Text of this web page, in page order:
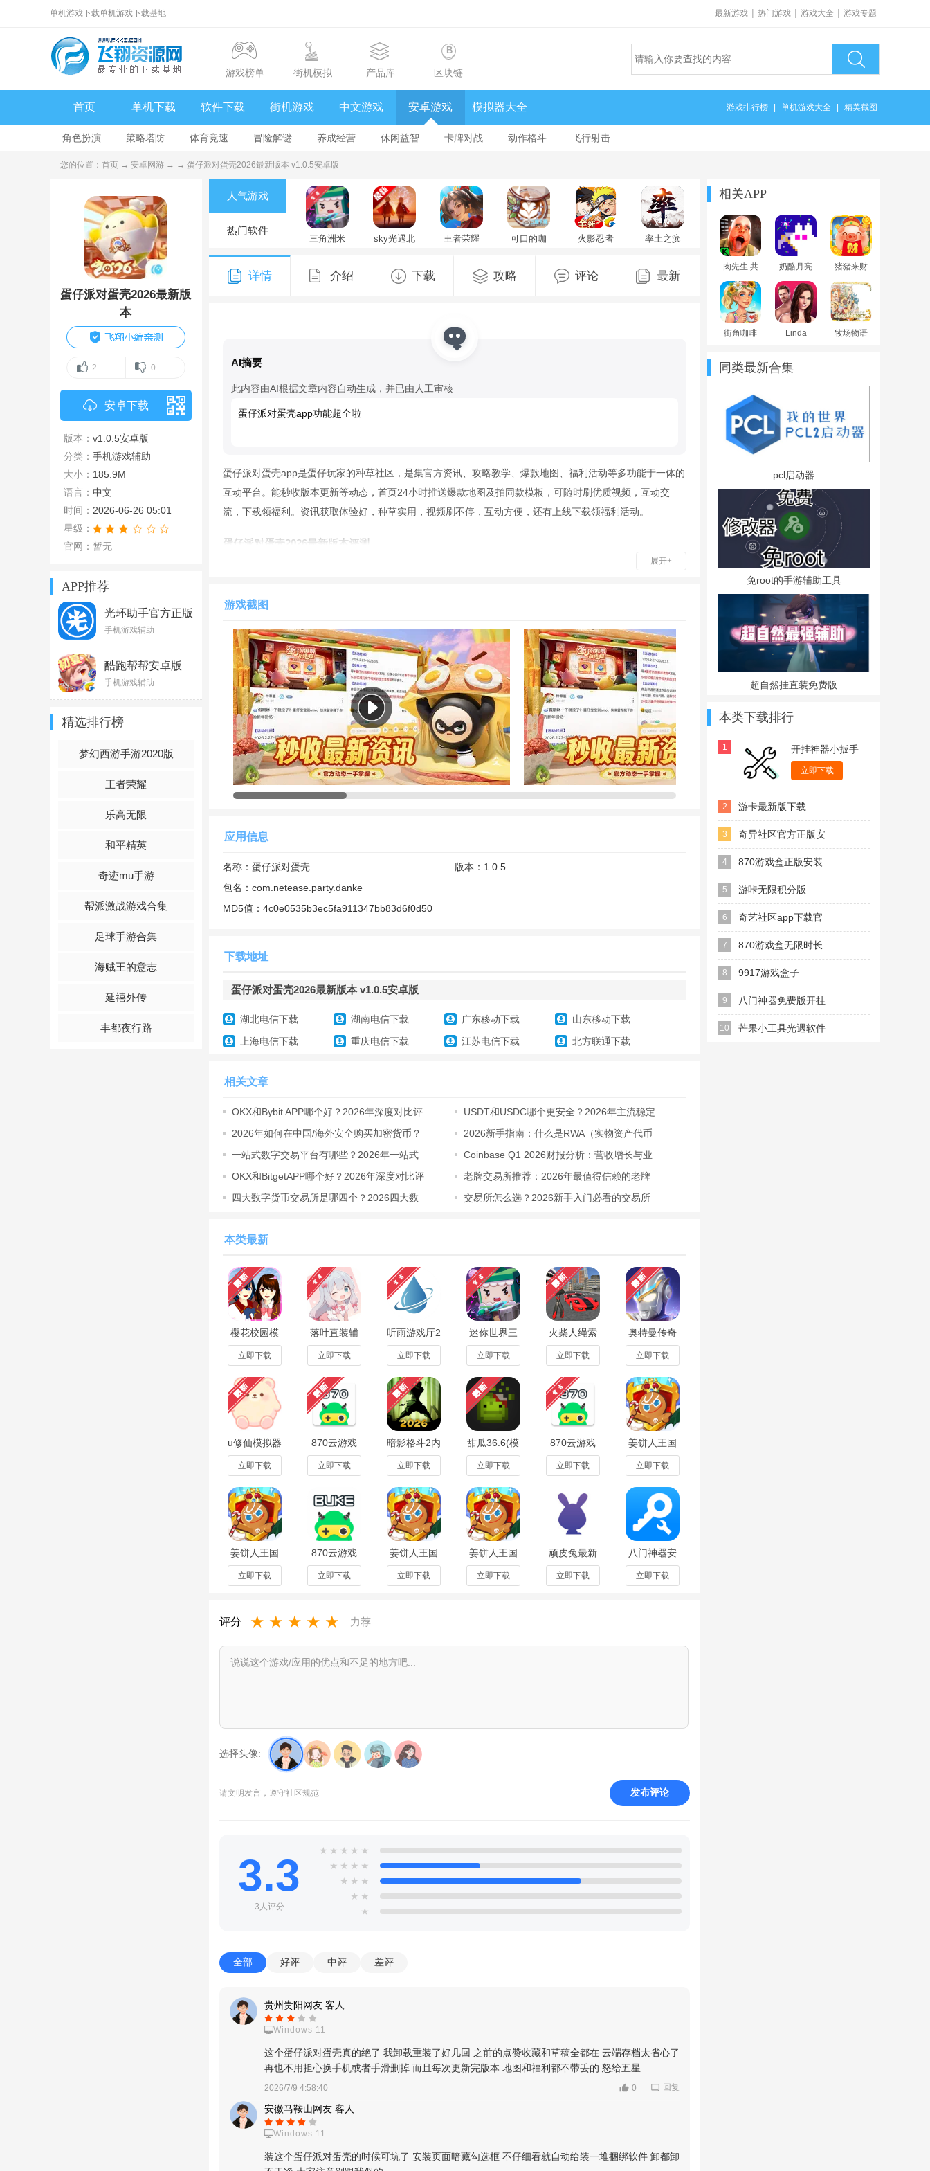
单机游戏下载单机游戏下载基地 最新游戏 | 热门游戏 | 游戏大全 | 游戏专题
游戏榜单 街机模拟 产品库 区块链
首页 单机下载 软件下载 街机游戏 中文游戏 安卓游戏 模拟器大全 游戏排行榜 单机游戏大全 精美截图
角色扮演 策略塔防 体育竞速 冒险解谜 养成经营 休闲益智 卡牌对战 动作格斗 飞行射击
您的位置： 首页 → 安卓网游 → → 蛋仔派对蛋壳2026最新版本 v1.0.5安卓版
蛋仔派对蛋壳2026最新版
本
2 0
安卓下载
版本： v1.0.5安卓版
分类： 手机游戏辅助
大小： 185.9M
语言： 中文
时间： 2026-06-26 05:01
星级：
官网：暂无
APP推荐
光环助手官方正版
手机版v5.46.2最
新版
手机游戏辅助
酷跑帮帮安卓版
v1.3.8
手机游戏辅助
精选排行榜
梦幻西游手游2020版
王者荣耀
乐高无限
和平精英
奇迹mu手游
帮派激战游戏合集
足球手游合集
海贼王的意志
延禧外传
丰都夜行路
人气游戏
热门软件
三角洲米
官方最新
版v1.58.0
sky光遇北
v0.34.2(406253)
最新版
王者荣耀
kings官方
最新版
可口的咖
钞票免广
火影忍者
v3.83.14
率土之滨
版v9.2.2最
新版
详情 介绍 下载 攻略 评论 最新
AI摘要
此内容由AI根据文章内容自动生成，并已由人工审核
蛋仔派对蛋壳app功能超全啦
蛋仔派对蛋壳app是蛋仔玩家的种草社区，是集官方资讯、攻略教学、爆款地图、福利活动等多功能于一体的
互动平台。能秒收版本更新等动态，首页24小时推送爆款地图及拍同款模板，可随时刷优质视频，互动交
流，下载领福利。资讯获取体验好，种草实用，视频刷不停，互动方便，还有上线下载领福利活动。
蛋仔派对蛋壳2026最新版本评测
动态，重要信息一手掌握。种草功能实
喜爱的打call展现影响力。使用教程清晰，绑定角色简单。
蛋仔派对蛋壳2026最新版本亮点
1、资讯获取超便捷，能迅速掌握游戏的版本更新、福利活动、赛季公告及官方动态等重要信息，精彩内容不
再错过。
2、种草功能超实用，首页板块24小时推送爆款地图，还有神仙拍同款模板，一键拍同款去游玩，轻松又有
趣。
3、视频刷不停，社区精准推送懂你喜好的优质游戏视频，随时开启快乐刷刷刷模式。互动超方便，可为喜爱
的打call，展现影响力。
蛋仔派对蛋壳2026最新版本怎么样
2、它能提供官方资讯攻略教学爆款地图、福利活动等多功能。
3、用户可深入了解游戏，秒收版本更新等动态，一键拍同款地图。
蛋仔派对蛋壳2026最新版本优势
1、该版本画面更加精美，色彩绚丽，能带来沉浸式视觉体验。
3、游戏场景精心打造，细节满满，探索感十足。
4、玩法新颖独特，为玩家带来前所未有的游戏乐趣，让玩家尽情享受其中，感受不一样的蛋仔派对。
展开+
游戏截图
应用信息
名称： 蛋仔派对蛋壳 版本： 1.0.5
包名： com.netease.party.danke
MD5值： 4c0e0535b3ec5fa911347bb83d6f0d50
下载地址
蛋仔派对蛋壳2026最新版本 v1.0.5安卓版
湖北电信下载 湖南电信下载 广东移动下载
山东移动下载
上海电信下载
重庆电信下载 江苏电信下载 北方联通下载
相关文章
OKX和Bybit APP哪个好？2026年深度对比评
USDT和USDC哪个更安全？2026年主流稳定
2026年如何在中国/海外安全购买加密货币？
2026新手指南：什么是RWA（实物资产代币
一站式数字交易平台有哪些？2026年一站式
Coinbase Q1 2026财报分析：营收增长与业
OKX和BitgetAPP哪个好？2026年深度对比评
老牌交易所推荐：2026年最值得信赖的老牌
四大数字货币交易所是哪四个？2026四大数
交易所怎么选？2026新手入门必看的交易所
本类最新
樱花校园模
拟器中文版
无广告内置
菜单
v1.048.08安
卓
立即下载
落叶直装辅
助科技公益
版v5.0安卓
版
立即下载
听雨游戏厅2
连点器
appv1.8.12
免费版
立即下载
迷你世界三
角洲米米粥
安卓版
v1.58.0免费
版
立即下载
火柴人绳索
英雄内置菜
单无敌版最
新版4.4.5
立即下载
奥特曼传奇
英雄全部解
锁版2026最
新版10.0.0
立即下载
u修仙模拟器
官方版2026
最新版1.0.1
立即下载
870云游戏
秒玩(免
费)1.9.6.1手
机版
立即下载
暗影格斗2内
置菜单版无
限金币钻石
最新版
2.46.0
立即下载
甜瓜36.6(模
组)无限金币
汉化版最新
版36.6
立即下载
870云游戏
官方正版
20261.9.6.1
安卓版
立即下载
姜饼人王国
官方下载最
新版
20237.7.302
安卓版
立即下载
姜饼人王国
台服安卓版
7.7.302最新
版
立即下载
870云游戏
盒子无限时
间不用排队
免登录版
立即下载
姜饼人王国
国际服安卓
下载7.7.302
最新版
立即下载
姜饼人王国
中文版
7.7.202国际
服
立即下载
顽皮兔最新
版本
v1.13.39
立即下载
八门神器安
装正版
v4.0.6
立即下载
评分 ★ ★ ★ ★ ★ 力荐
选择头像:
请文明发言，遵守社区规范 发布评论
3.3
3人评分
★ ★ ★ ★ ★
★ ★ ★ ★
★ ★ ★
★ ★
★
全部 好评 中评 差评
贵州贵阳网友 客人
Windows 11
这个蛋仔派对蛋壳真的绝了 我卸载重装了好几回 之前的点赞收藏和草稿全都在 云端存档太省心了
再也不用担心换手机或者手滑删掉 而且每次更新完版本 地图和福利都不带丢的 怒给五星
2026/7/9 4:58:40 0 回复
安徽马鞍山网友 客人
Windows 11
装这个蛋仔派对蛋壳的时候可坑了 安装页面暗藏勾选框 不仔细看就自动给装一堆捆绑软件 卸都卸
相关APP
肉先生 共
方最新版
本
奶酪月亮
最新版本
猪猪来财
载2026最
新版
街角咖啡
Linda
牧场物语
同类最新合集
pcl启动器
免root的手游辅助工具
超自然挂直装免费版
本类下载排行
1
开挂神器小扳手
游戏辅助器
立即下载
2 游卡最新版下载
2026官方版(游咔)
3 奇异社区官方正版安
卓版
4 870游戏盒正版安装
包最新版
5 游咔无限积分版
2026最新版
6 奇艺社区app下载官
方正版
7 870游戏盒无限时长
免排队版
8 9917游戏盒子
9 八门神器免费版开挂
app
10 芒果小工具光遇软件